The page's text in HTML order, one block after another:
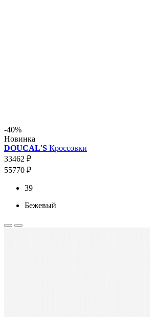
-40%
Новинка
DOUCAL'S Кроссовки
33462 ₽
55770 ₽
39
Бежевый